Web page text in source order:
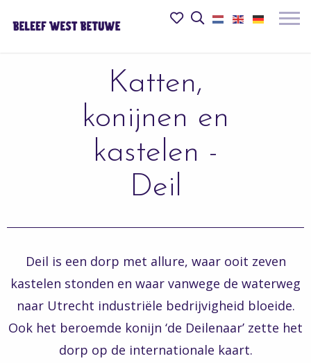
het
Mijn Open
het
Katten,
konijnen en
kastelen -
Deil
Deil is een dorp met allure, waar ooit zeven
kastelen stonden en waar vanwege de waterweg
naar Utrecht industriële bedrijvigheid bloeide.
Ook het beroemde konijn ‘de Deilenaar’ zette het
dorp op de internationale kaart.